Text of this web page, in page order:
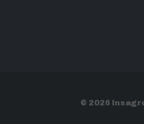
© 2026